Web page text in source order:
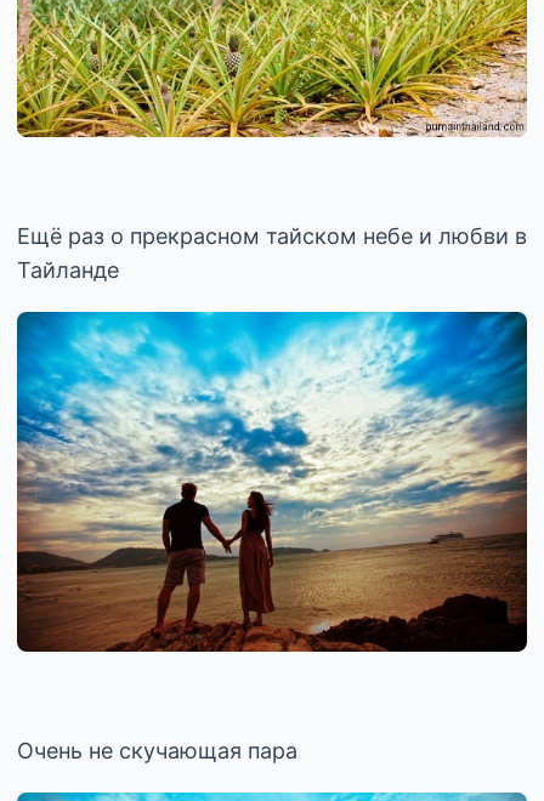
Ещё раз о прекрасном тайском небе и любви в
Тайланде
Очень не скучающая пара